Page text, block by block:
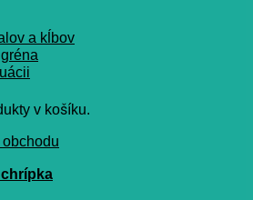
v košíku.
a kĺbov